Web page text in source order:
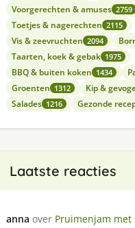
Voorgerechten & amuses 2759
Toetjes & nagerechten 2115
Vis & zeevruchten 2094
Taarten, koek & gebak 1975
BBQ & buiten koken 1434
Groenten 1312 Kip &
Salades 1216 Gezonde
Laatste reacties
anna over Pruimenjam